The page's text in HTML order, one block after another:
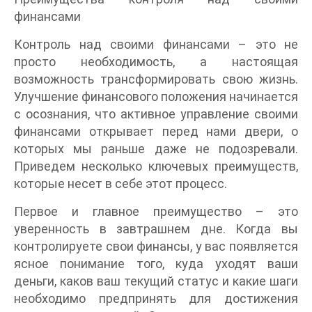
финансами
Контроль над своими финансами – это не
просто необходимость, а настоящая
возможность трансформировать свою жизнь.
Улучшение финансового положения начинается
с осознания, что активное управление своими
финансами открывает перед нами двери, о
которых мы раньше даже не подозревали.
Приведем несколько ключевых преимуществ,
которые несет в себе этот процесс.
Первое и главное преимущество – это
уверенность в завтрашнем дне. Когда вы
контролируете свои финансы, у вас появляется
ясное понимание того, куда уходят ваши
деньги, каков ваш текущий статус и какие шаги
необходимо предпринять для достижения